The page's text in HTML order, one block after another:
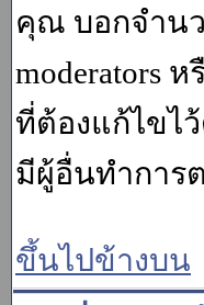
คุณ บอกจำน
moderators
ที่ต้องแก้ไขไ
มีผู้อื่นทำการ
ขึ้นไปข้างบน